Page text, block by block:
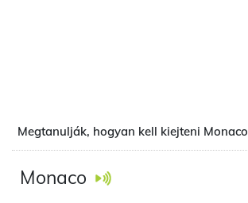
Megtanulják, hogyan kell kiejteni Monaco
Monaco